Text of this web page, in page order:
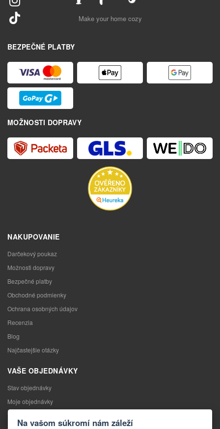
Make your home cozy
BEZPEČNÉ PLATBY
MOŽNOSTI DOPRAVY
NAKUPOVANIE
Darčekový poukaz
Možnosti dopravy
Bezpečné platby
Obchodné podmienky
Ochrana osobných údajov
Recenzia
Blog
Najčastejšie otázky
VAŠE OBJEDNÁVKY
Stav objednávky
Moje objednávky
Výmena tovaru
Na vašom súkromí nám záleží